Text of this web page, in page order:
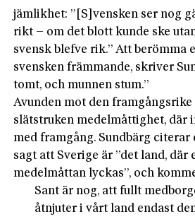
jämlikhet: ”[S]vensken ser nog
rikt – om det blott kunde ske
svensk blefve rik.” Att berömma
svensken främmande, skriver
tomt, och munnen stum.”
Avunden mot den
slätstruken medelmåttighet, där
med framgång. Sundbärg citerar
sagt att Sverige är ”det land, där
medelmåttan lyckas”, och
Sant är nog, att fullt
åtnjuter i vårt land endast